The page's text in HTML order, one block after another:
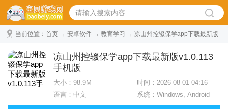
当前位置： 首页 → 安卓软件 → 教育学习 → 凉山州控辍保学app下载最新版
凉山州控辍保学app下载最新版v1.0.113
手机版
大小： 98.9M
时间：2026-08-01 04:16
语言：中文
系统：Windows, Android